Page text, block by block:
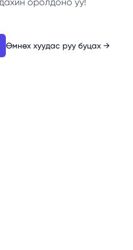
Өмнөх хуудас руу буцах →